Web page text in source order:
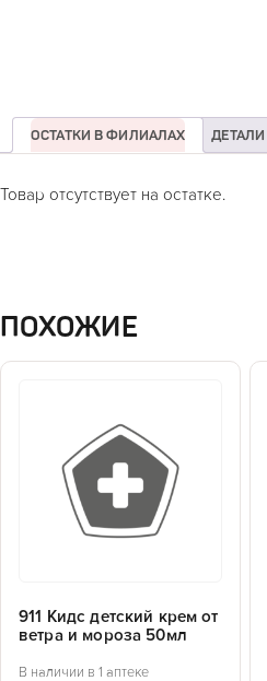
ОСТАТКИ В ФИЛИАЛАХ ДЕТАЛИ
Товар отсутствует на остатке.
ПОХОЖИЕ
911 Кидс детский крем от
ветра и мороза 50мл
В наличии в 1 аптеке